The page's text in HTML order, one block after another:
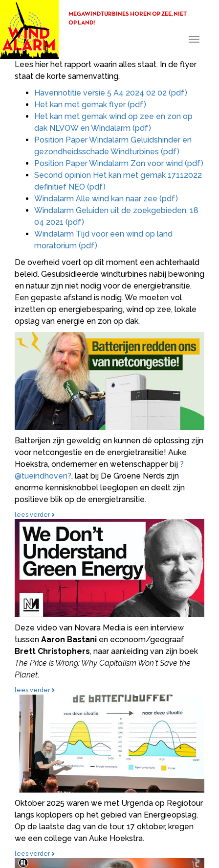
MEGAWINDTURBINES HOREN OP ZEE, NIET
OP LAND!
Toggle
Lees hier het rapport waarin alles staat. In de flyer
staat de korte samenvatting.
Havennotitie versie 5 A4 2024 02 02 (pdf)
Het kan met gemak flyer (pdf)
Het kan met gemak wind op zee en zon op
dak NLVOW en Windalarm (pdf)
Position Paper Windalarm Geluidshinder en
gezondheidsschade Windturbines (pdf)
Position Paper Windalarm Zon voor wind (pdf)
Second opinion Het kan met gemak 17112022
definitief NEO (pdf)
Windalarm Alle wind kan naar zee (pdf)
Windalarm Geluiden uit de zoekgebieden, 18
04 2021 (pdf)
Windalarm Tijd voor een wind op land
moratorium (pdf)
De overheid voert op dit moment een achterhaald
beleid. Gesubsidieerde windturbines nabij bewoning
en natuur zijn niet nodig voor de energietransitie.
Een gepaste afstand is nodig. We moeten vol
inzetten op energiebesparing, wind op zee, lokale
opslag van energie en zon op dak.
'Batterijen redden ons van netcongestie'
Batterijen zijn geweldig en kunnen dé oplossing zijn
voor netcongestie en de energietransitie! Auke
Hoekstra, ondernemer en wetenschapper bij ?
@tueindhoven?, laat bij De Groene Nerds zijn
enorme kennisknobbel leeglopen en deelt zijn
positieve blik op de energietransitie.
lees verder
Kan 'groen kapitalisme' de energieransiie helpen: sociaal
geograaf Aaron Bastani (EN)
Deze video van Novara Media is een interview
tussen Aaron Bastani en econoom/geograaf
Brett Christophers, naar aanleiding van zijn boek
The Price is Wrong: Why Capitalism Won't Save the
Planet.
lees verder
Regiotour 2025: Auke Hoekstra geeft energie college
Oktober 2025 waren we met Urgenda op Regiotour
langs koplopers op het gebied van Energieopslag.
Op de laatste dag van de tour, 17 oktober, kregen
we een college van Auke Hoekstra.
lees verder